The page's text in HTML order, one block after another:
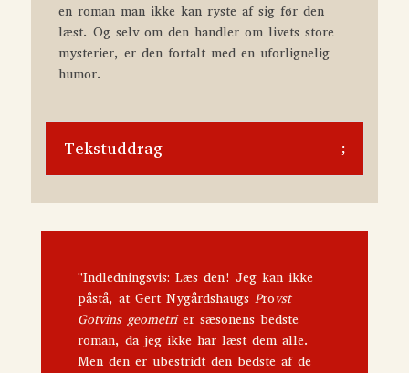
en roman man ikke kan ryste af sig før den
læst. Og selv om den handler om livets store
mysterier, er den fortalt med en uforlignelig
humor.
Tekstuddrag
"Indledningsvis: Læs den! Jeg kan ikke
påstå, at Gert Nygårdshaugs Provst
Gotvins geometrier sæsonens bedste
roman, da jeg ikke har læst dem alle.
Men den er ubestridt den bedste af de